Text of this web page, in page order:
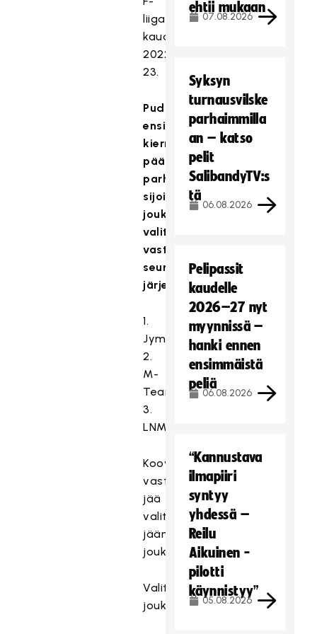
liigassa
kaudella
2022-
23.
Pudotuspelien
ensimmäiselle
kierrokselle
pääsevät
parhaiten
sijoittuneet
joukkueet
valitsemaan
vastustajansa
seuraavassa
järjestyksessä:
1.
Jymy/Karhut
2.
M-
Team
3.
LNM
Kooveen
vastustajaksi
jää
valitsematta
jäänyt
joukkue.
Valittavat
joukkueet
ehtii mukaan
07.08.2026
Syksyn
turnausvilske
parhaimmilla
an – katso
pelit
SalibandyTV:s
tä
06.08.2026
Pelipassit
kaudelle
2026–27 nyt
myynnissä –
hanki ennen
ensimmäistä
peliä
06.08.2026
“Kannustava
ilmapiiri
syntyy
yhdessä –
Reilu
Aikuinen -
pilotti
käynnistyy”
05.08.2026